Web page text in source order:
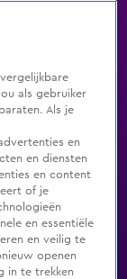
Genres
als gebruiker
Als je
en
en diensten
en content
of je
en essentiële
en veilig te
openen
in te trekken